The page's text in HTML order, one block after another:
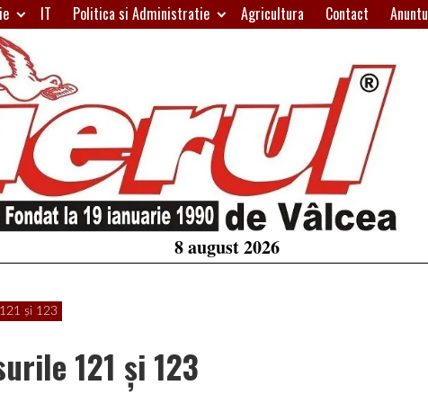
IT Politica si Administratie Agricultura Contact
8 august 2026
şi 123
121 şi 123